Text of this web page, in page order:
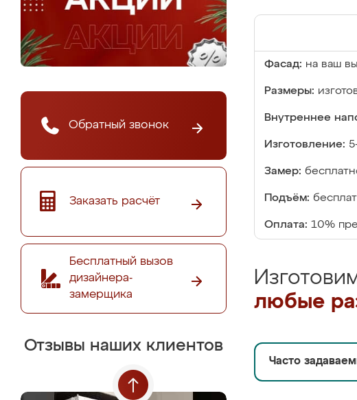
Обратный звонок
Заказать расчёт
Бесплатный вызов
дизайнера-
замерщика
Отзывы наших клиентов
Фасад: на ваш
Размеры:
Внутреннее
Изготовление:
Замер:
Подъём:
Оплата: 10%
любые
Часто